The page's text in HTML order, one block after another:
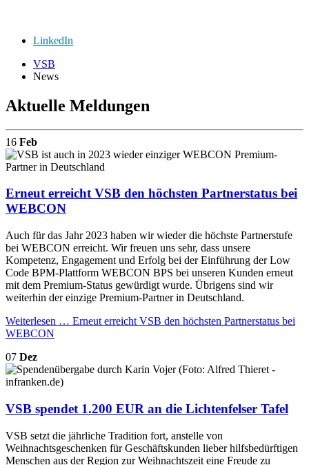
LinkedIn
VSB
News
Aktuelle Meldungen
16 Feb
Erneut erreicht VSB den höchsten Partnerstatus bei
WEBCON
Auch für das Jahr 2023 haben wir wieder die höchste Partnerstufe
bei WEBCON erreicht. Wir freuen uns sehr, dass unsere
Kompetenz, Engagement und Erfolg bei der Einführung der Low
Code BPM-Plattform WEBCON BPS bei unseren Kunden erneut
mit dem Premium-Status gewürdigt wurde. Übrigens sind wir
weiterhin der einzige Premium-Partner in Deutschland.
Weiterlesen … Erneut erreicht VSB den höchsten Partnerstatus bei
WEBCON
07 Dez
VSB spendet 1.200 EUR an die Lichtenfelser Tafel
VSB setzt die jährliche Tradition fort, anstelle von
Weihnachtsgeschenken für Geschäftskunden lieber hilfsbedürftigen
Menschen aus der Region zur Weihnachtszeit eine Freude zu